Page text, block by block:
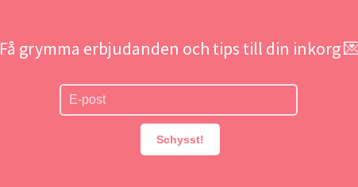
Få grymma erbjudanden och tips till din inkorg
Schysst!